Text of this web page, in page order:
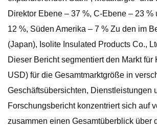
Direktor Ebene – 37 %, C-Ebene – 23
12 %, Süden Amerika – 7 % Zu den im
(Japan), Isolite Insulated Products Co.,
Dieser Bericht segmentiert den Markt
USD) für die Gesamtmarktgröße in
Geschäftsübersichten, Dienstleistungen
Forschungsbericht konzentriert sich auf
zusammen einen Gesamtüberblick über